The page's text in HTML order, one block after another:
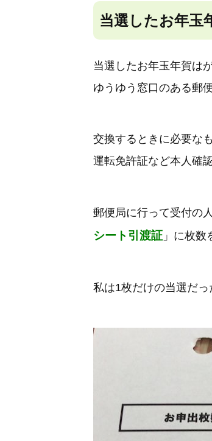
当選したお年玉
当選したお年玉年賀は
ゆうゆう窓口のある郵
交換するときに必要な
運転免許証など本人確
郵便局に行って受付の
シート引渡証 」に枚数
私は1枚だけの当選だっ